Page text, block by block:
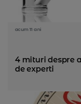
acum 11 ani
4 mituri despre
de experti